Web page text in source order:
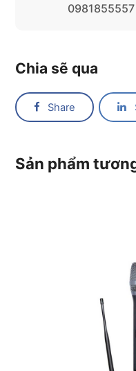
0981855557
Chia sẽ qua
Share
Sản phẩm